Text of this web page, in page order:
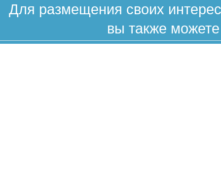
Для размещения своих
вы также